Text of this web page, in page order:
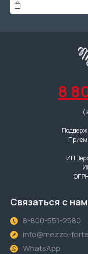
8
Прием
ИП
Связаться с
8-800-551-2580
info@mezzo-
WhatsApp